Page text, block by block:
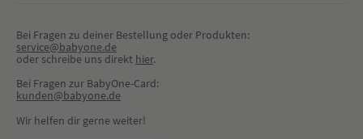
Bei Fragen zu deiner Bestellung oder Produkten:
service@babyone.de
oder schreibe uns direkt hier.
Bei Fragen zur BabyOne-Card:
kunden@babyone.de
Wir helfen dir gerne weiter!